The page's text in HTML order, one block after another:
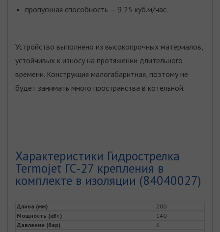
пропускная способность — 9,25 куб.м/час.
Устройство выполнено из высокопрочных материалов,
устойчивых к износу на протяжении длительного
времени. Конструкция малогабаритная, поэтому не
будет занимать много пространства в котельной.
Характеристики Гидрострелка
Termojet ГС-27 крепления в
комплекте в изоляции (84040027)
Длина (мм)
200
Мощность (кВт)
140
Давление (бар)
6